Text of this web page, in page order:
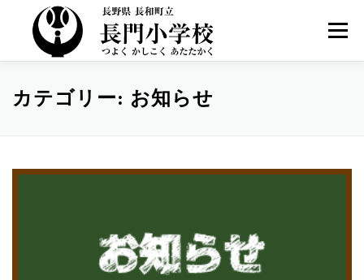
メニュー
HOME 学校紹介 お知らせ
カテゴリー: お知らせ